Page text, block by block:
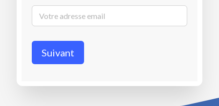
Suivant